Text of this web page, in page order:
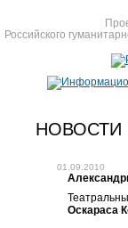
Российского
НОВОСТИ
01.09.2010
Оскараса